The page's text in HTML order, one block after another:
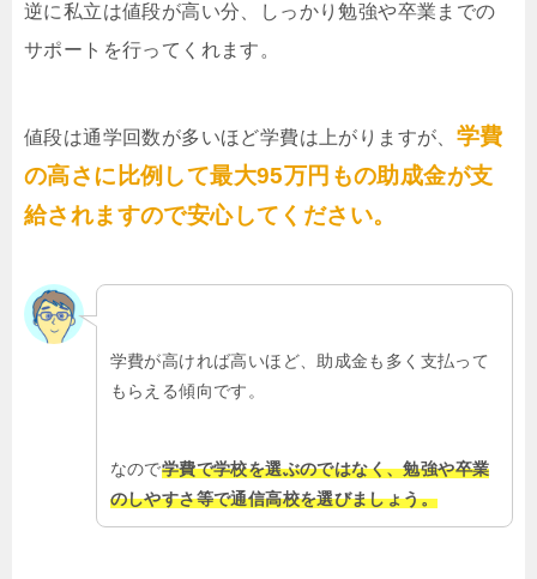
逆に私立は値段が高い分、しっかり勉強や卒業までの
サポートを行ってくれます。
値段は通学回数が多いほど学費は上がりますが、 学費
の高さに比例して最大95万円もの助成金が支
給されますので安心してください。
学費が高ければ高いほど、助成金も多く支払って
もらえる傾向です。
なので学費で学校を選ぶのではなく、勉強や卒業
のしやすさ等で通信高校を選びましょう。